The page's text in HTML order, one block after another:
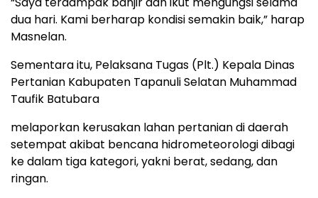
dua hari. Kami berharap kondisi semakin baik,” harap
Masnelan.
Sementara itu, Pelaksana Tugas (Plt.) Kepala Dinas
Pertanian Kabupaten Tapanuli Selatan Muhammad
Taufik Batubara
melaporkan kerusakan lahan pertanian di daerah
setempat akibat bencana hidrometeorologi dibagi
ke dalam tiga kategori, yakni berat, sedang, dan
ringan.